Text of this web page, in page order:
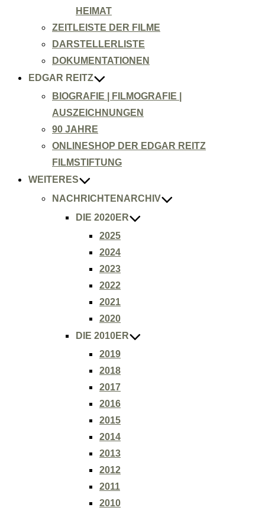
HEIMAT
ZEITLEISTE DER FILME
DARSTELLERLISTE
DOKUMENTATIONEN
EDGAR REITZ
BIOGRAFIE | FILMOGRAFIE |
AUSZEICHNUNGEN
90 JAHRE
ONLINESHOP DER EDGAR REITZ
FILMSTIFTUNG
WEITERES
NACHRICHTENARCHIV
DIE 2020ER
2025
2024
2023
2022
2021
2020
DIE 2010ER
2019
2018
2017
2016
2015
2014
2013
2012
2011
2010